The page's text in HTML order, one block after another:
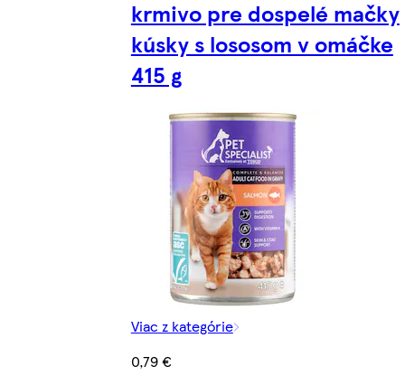
krmivo pre dospelé mačky
kúsky s lososom v omáčke
415 g
Viac z kategórie
0,79 €